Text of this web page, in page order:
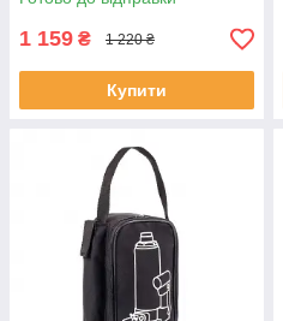
1 159 ₴ 1 220 ₴
Купити